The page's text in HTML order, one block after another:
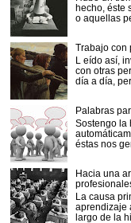
hecho, éste
o aquellas
Trabajo con
L eído así,
con otras
día a día,
Palabras
Sostengo la
éstas nos
Hacia una
La causa
aprendizaje
largo de la